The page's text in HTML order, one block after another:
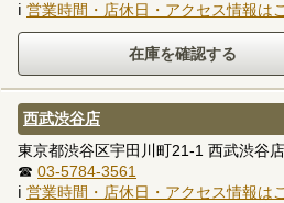
ℹ 営業時間・店休日・アクセス情報は
西武渋谷店
東京都渋谷区宇田川町21-1 西武渋谷
☎ 03-5784-3561
ℹ 営業時間・店休日・アクセス情報は